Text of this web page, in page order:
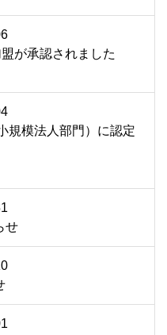
が承認されました
規模法人部門）に認定
せ